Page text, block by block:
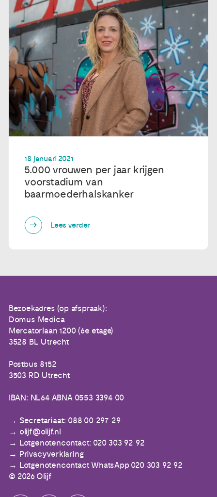
18 januari 2021
5.000 vrouwen per jaar krijgen
voorstadium van
baarmoederhalskanker
Lees verder
Bezoekadres (op afspraak):
Domus Medica
Mercatorlaan 1200 (6e etage)
3528 BL Utrecht
Postbus 8152
3503 RD Utrecht
IBAN: NL64 ABNA 0553 3394 00
Secretariaat: 088 00 297 29
olijf@olijf.nl
Lotgenotencontact: 020 303 92 92
Privacyverklaring
Lotgenotencontact WhatsApp 020 303 92 92
© 2026 Olijf